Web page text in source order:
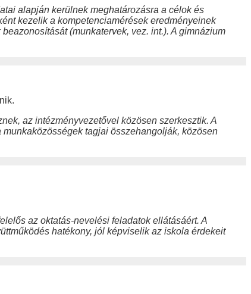
alapján kerülnek meghatározásra a célok és
kezelik a kompetenciamérések eredményeinek
(munkatervek, vez. int.). A gimnázium
az intézményvezetővel közösen szerkesztik. A
tagjai összehangolják, közösen
az oktatás-nevelési feladatok ellátásáért. A
hatékony, jól képviselik az iskola érdekeit